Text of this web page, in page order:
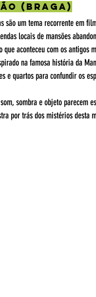
(Braga)
são um tema recorrente em
locais de mansões
que aconteceu com os antigos
na famosa história da
e quartos para confundir os
sombra e objeto parecem
por trás dos mistérios desta